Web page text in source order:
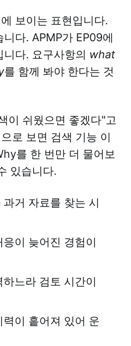
보이는 표현입니다.
다. APMP가 EP09에
다. 요구사항의 what
를 함께 봐야 한다는 것
이 쉬웠으면 좋겠다"고
로 보면 검색 기능 이
를 한 번만 더 물어보
있습니다.
거 자료를 찾는 시
이 늦어진 경험이
느라 검토 시간이
이 흩어져 있어 운